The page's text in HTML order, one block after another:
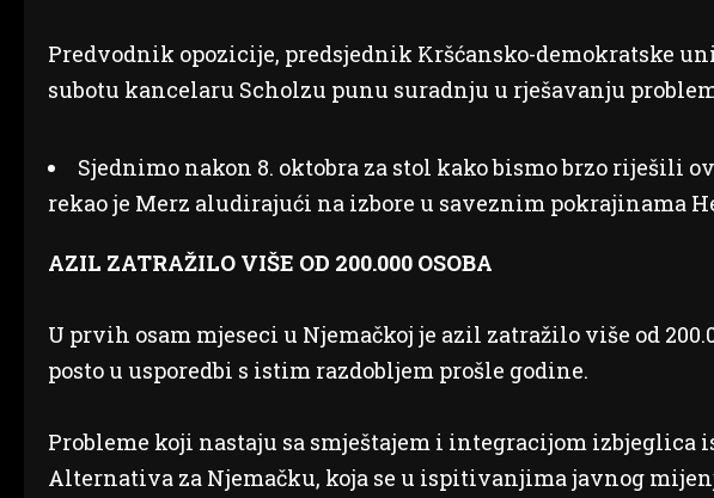
Predvodnik opozicije, predsjednik Kršćansko-demokratske
subotu kancelaru Scholzu punu suradnju u rješavanju
Sjednimo nakon 8. oktobra za stol kako bismo brzo riješili
rekao je Merz aludirajući na izbore u saveznim pokrajinama
AZIL ZATRAŽILO VIŠE OD 200.000 OSOBA
U prvih osam mjeseci u Njemačkoj je azil zatražilo više od
posto u usporedbi s istim razdobljem prošle godine.
Probleme koji nastaju sa smještajem i integracijom izbjeglica
Alternativa za Njemačku, koja se u ispitivanjima javnog